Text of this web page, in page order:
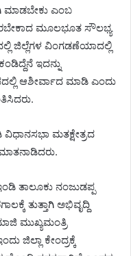
ಮಾಡಬೇಕು ಎಂಬ
ಮೂಲಭೂತ ಸೌಲಭ್ಯ
ಜಿಲ್ಲೆಗಳ ವಿಂಗಡಣೆಯಾದಲ್ಲಿ
ಇದನ್ನು
ಆಶೀರ್ವಾದ ಮಾಡಿ ಎಂದು
ಮತಕ್ಷೇತ್ರದ
ತಾಲೂಕು ನಂಜುಡಪ್ಪ
ತುತ್ತಾಗಿ ಅಭಿವೃದ್ದಿ
ಮುಖ್ಯಮಂತ್ರಿ
ಜಿಲ್ಲಾ ಕೇಂದ್ರಕ್ಕೆ